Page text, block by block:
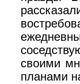
своими
планами